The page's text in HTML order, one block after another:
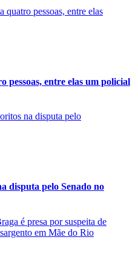
pessoas, entre elas um policial
disputa pelo Senado no